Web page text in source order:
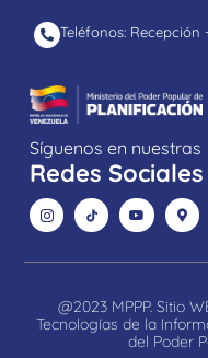
Teléfonos: Recepción
Síguenos en nuestras
Redes Sociales
@2023 MPPP. Sitio
Tecnologías de la
del Poder